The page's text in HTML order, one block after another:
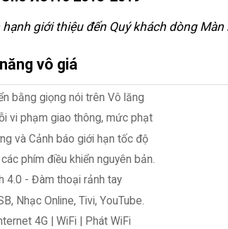
hạnh giới thiệu đến Quý khách dòng Màn
vô giá
bằng giọng nói trên Vô lăng
vi phạm giao thông, mức phạt
và Cảnh báo giới hạn tốc độ
phím điều khiển nguyên bản.
4.0 - Đàm thoại rảnh tay
Nhạc Online, Tivi, YouTube.
4G | WiFi | Phát WiFi